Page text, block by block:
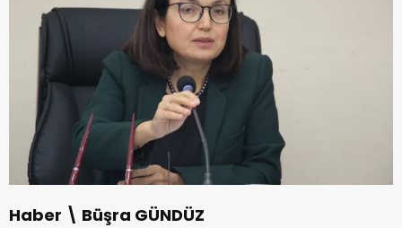
Haber \ Büşra GÜNDÜZ